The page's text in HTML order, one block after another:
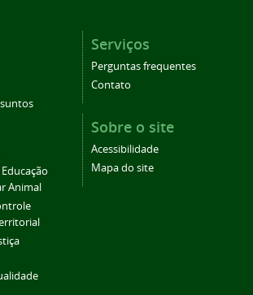
Animal
Serviços
Perguntas frequentes
Contato
Sobre o site
Acessibilidade
Mapa do site